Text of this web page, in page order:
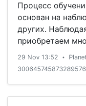
Процесс
основан на
других.
приобретаем
навыки, поэтому
обнаружив
Нейронам для
29 Nov 13:52 •